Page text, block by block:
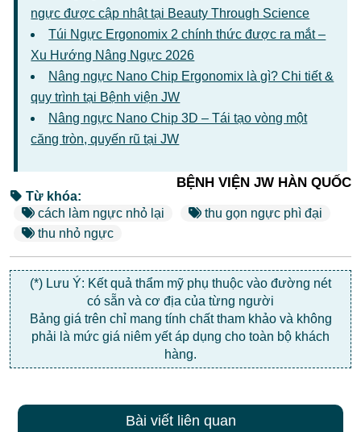
ngực được cập nhật tại Beauty Through Science
Túi Ngực Ergonomix 2 chính thức được ra mắt –
Xu Hướng Nâng Ngực 2026
Nâng ngực Nano Chip Ergonomix là gì? Chi tiết &
quy trình tại Bệnh viện JW
Nâng ngực Nano Chip 3D – Tái tạo vòng một
căng tròn, quyến rũ tại JW
BỆNH VIỆN JW HÀN QUỐC
Từ khóa:
cách làm ngực nhỏ lại
thu gọn ngực phì đại
thu nhỏ ngực
(*) Lưu Ý: Kết quả thẩm mỹ phụ thuộc vào đường nét
có sẵn và cơ địa của từng người
Bảng giá trên chỉ mang tính chất tham khảo và không
phải là mức giá niêm yết áp dụng cho toàn bộ khách
hàng.
Bài viết liên quan